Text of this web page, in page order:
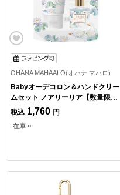
OHANA MAHAALO(オハナ マハロ)
Babyオーデコロン＆ハンドクリー
ムセット ノアリーリア【数量限
定】
税込 1,760 円
在庫 ○